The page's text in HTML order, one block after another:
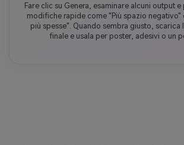
Fare clic su Genera, esaminare alcuni output
modifiche rapide come "Più spazio negativo"
più spesse". Quando sembra giusto, scarica
finale e usala per poster, adesivi o un